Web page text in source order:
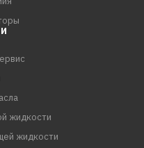
жидкости
жидкости